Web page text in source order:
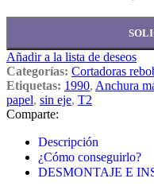
Añadir a la lista de deseos
Categorías: Cortadoras
Etiquetas: 1990, Anchura
papel, sin eje, T2
Comparte:
Descripción
¿Cómo conseguirlo?
DESMONTAJE E